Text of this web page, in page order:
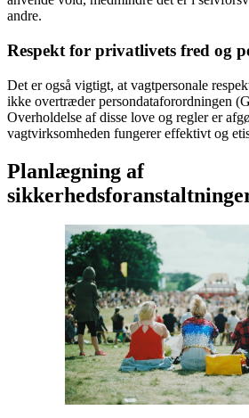
andre.
Respekt for privatlivets fred og
Det er også vigtigt, at vagtpersonale
ikke overtræder persondataforordningen
Overholdelse af disse love og regler er
vagtvirksomheden fungerer effektivt og
Planlægning af